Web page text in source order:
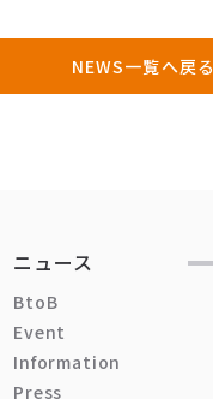
NEWS一覧へ戻る
ニュース
BtoB
Event
Information
Press